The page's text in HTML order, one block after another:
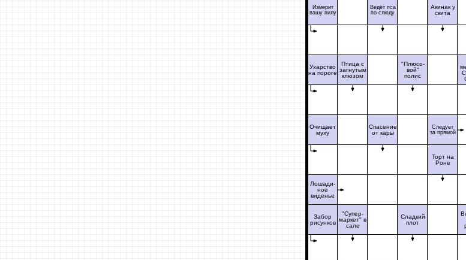
Измерит
вашу пилу
Ухарство
на пороге
Очищает
муху
Лошади-
ное
виденье
Забор
рисунков
Птица с
загнутым
клюзом
"Супер-
маркет" в
сале
Ведёт пса
по слюду
Спасение
от кары
"Плюсо-
вой"
полис
Сладкий
плот
Акинак у
скита
Следует
за прямой
Торт на
Роне